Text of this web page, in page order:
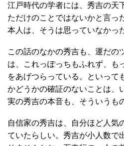
江戸時代の学者には、秀吉の天
ただけのことではないかと言っ
本人は、そうは思っていなかっ
この話のなかの秀吉も、運だの
は、これっぽっちもふれず、も
をあげつらっている。といって
かどうかの確証のないことは、
実の秀吉の本音も、そういうも
自信家の秀吉は、自分ほど人気
ていたらしい。秀吉が小人数で